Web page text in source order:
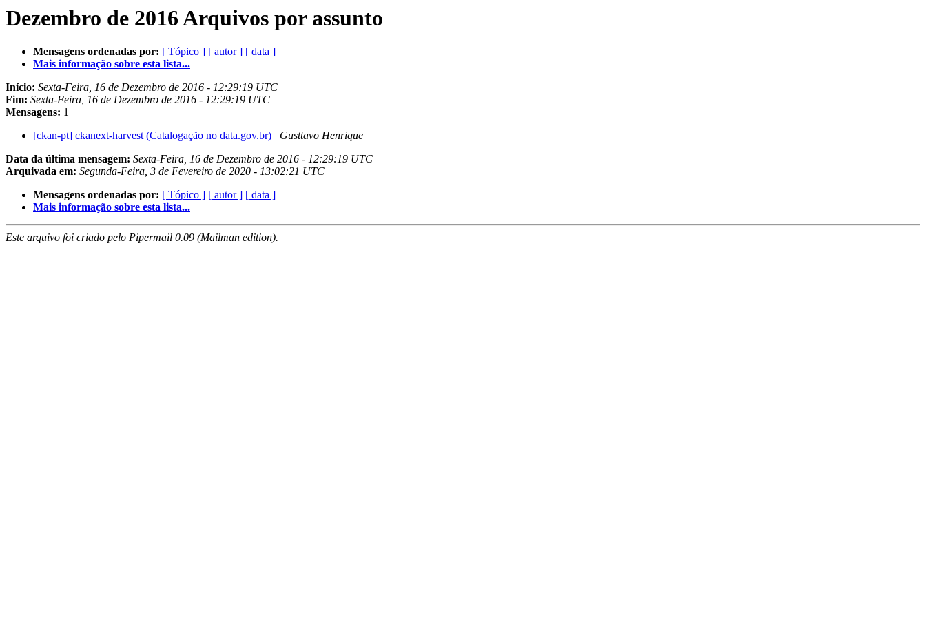
Dezembro de 2016 Arquivos por assunto
Mensagens ordenadas por: [ Tópico ] [ autor ] [ data ]
Mais informação sobre esta lista...
Início: Sexta-Feira, 16 de Dezembro de 2016 - 12:29:19 UTC
Fim: Sexta-Feira, 16 de Dezembro de 2016 - 12:29:19 UTC
Mensagens: 1
[ckan-pt] ckanext-harvest (Catalogação no data.gov.br)
Gusttavo Henrique
Data da última mensagem: Sexta-Feira, 16 de Dezembro de 2016 - 12:29:19 UTC
Arquivada em: Segunda-Feira, 3 de Fevereiro de 2020 - 13:02:21 UTC
Mensagens ordenadas por: [ Tópico ] [ autor ] [ data ]
Mais informação sobre esta lista...
Este arquivo foi criado pelo Pipermail 0.09 (Mailman edition).